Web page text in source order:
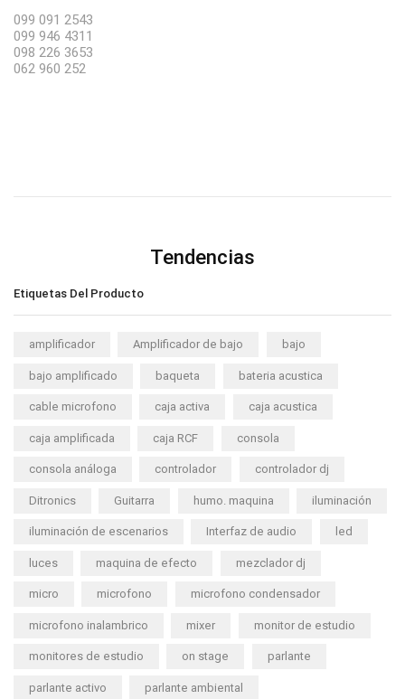
099 091 2543
099 946 4311
098 226 3653
062 960 252
Tendencias
Etiquetas Del Producto
amplificador Amplificador de bajo bajo
bajo amplificado baqueta bateria acustica
cable microfono caja activa caja acustica
caja amplificada caja RCF consola
consola análoga controlador controlador dj
Ditronics Guitarra humo. maquina iluminación
iluminación de escenarios Interfaz de audio led
luces maquina de efecto mezclador dj
micro microfono microfono condensador
microfono inalambrico mixer monitor de estudio
monitores de estudio on stage parlante
parlante activo parlante ambiental